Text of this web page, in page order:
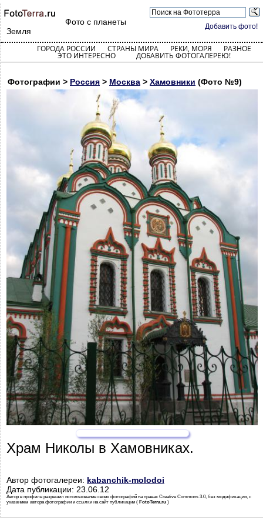
Добавить фото!
Фото с планеты
Земля
ГОРОДА РОССИИ СТРАНЫ МИРА РЕКИ, МОРЯ РАЗНОЕ
ЭТО ИНТЕРЕСНО ДОБАВИТЬ ФОТОГАЛЕРЕЮ!
Фотографии > Россия > Москва > Хамовники (Фото №9)
Храм Николы в Хамовниках.
Автор фотогалереи: kabanchik-molodoi
Дата публикации: 23.06.12
Автор в профиле разрешил использование своих фотографий на правах Creative Commons 3.0, без модификации, с
указанием автора фотографии и ссылки на сайт публикации ( FotoTerra.ru )